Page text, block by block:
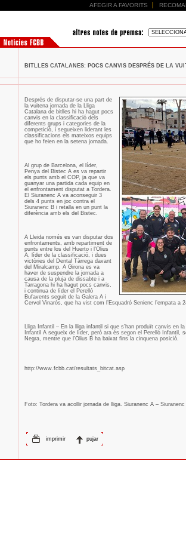
AFEGIR A FAVORITS
BITLLES CATALANES: POCS CANVIS DESPRÉS DE LA
Després de disputar-se una part de
la vuitena jornada de la Lliga
Catalana de bitlles hi ha hagut pocs
canvis en la classificació dels
diferents grups i categories de la
competició, i segueixen liderant les
classificacions els mateixos equips
que ho feien en la setena jornada.
Al grup de Barcelona, el líder,
Penya del Bistec A es va repartir
els punts amb el COP, ja que va
guanyar una partida cada equip en
el enfrontament disputat a Tordera.
El Siuranenc A va aconseguir 3
dels 4 punts en joc contra el
Siuranenc B i retalla en un punt la
diferència amb els del Bistec.
A Lleida només es van disputar dos
enfrontaments, amb repartiment de
punts entre los del Huerto i l’Olius
A, líder de la classificació, i dues
victòries del Dental Tàrrega davant
del Miralcamp. A Girona es va
haver de suspendre la jornada a
causa de la pluja de dissabte i a
Tarragona hi ha hagut pocs canvis,
i continua de líder el Perelló
Bufavents seguit de la Galera A i
Cervol Vinaròs, que ha vist com l’Esquadró Senienc l’empata a
Lliga Infantil – En la lliga infantil si que s’han produït canvis en
Infantil A segueix de líder, però ara és segon el Perelló Infantil,
Negra, mentre que l’Olius B ha baixat fins la cinquena posició.
http://www.fcbb.cat/resultats_bitcat.asp
Foto: Tordera va acollir jornada de lliga. Siuranenc A –
imprimir pujar